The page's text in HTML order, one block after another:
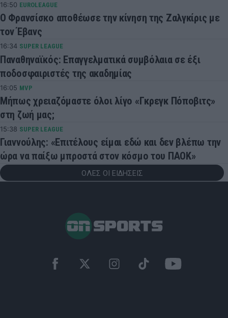
16:50 EUROLEAGUE
Ο Φρανσίσκο αποθέωσε την κίνηση της Ζαλγκίρις με
τον Έβανς
16:34 SUPER LEAGUE
Παναθηναϊκός: Επαγγελματικά συμβόλαια σε έξι
ποδοσφαιριστές της ακαδημίας
16:05 MVP
Μήπως χρειαζόμαστε όλοι λίγο «Γκρεγκ Πόποβιτς»
στη ζωή μας;
15:38 SUPER LEAGUE
Γιαννούλης: «Επιτέλους είμαι εδώ και δεν βλέπω την
ώρα να παίξω μπροστά στον κόσμο του ΠΑΟΚ»
ΟΛΕΣ ΟΙ ΕΙΔΗΣΕΙΣ